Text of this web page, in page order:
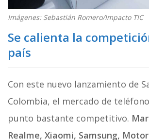
Imágenes: Sebastián Romero/Impacto TIC
Se calienta la
país
Con este nuevo lanzamiento de
Colombia, el mercado de
punto bastante competitivo.
Realme, Xiaomi, Samsung,